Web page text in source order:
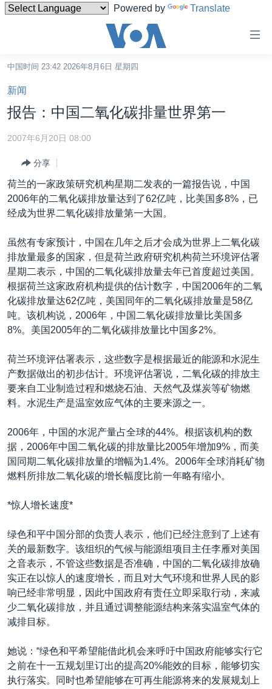
Powered by Translate
碍
链
接
跳
转
容
跳
转
航
跳
检
索
中国
港澳
国际
最新国际新闻
中东
欧洲
非洲
美洲
分类新闻
人权·法律·宗教
科教·文娱·体健
军事
劳工
热点专题
白宫要闻
国会报道
美中关系
埃博拉疫情
美国之音专访
重要讲话与声明
台海两岸关系
南中国海争端
关注西藏
VOA视频
VOA今日焦点
中文广播
关注我们
其他语言网站
中国时间 23:42 2026年8月6日 星期四
新闻
报告：中国二氧化碳排量世界第一
2007年6月20日 08:00
分享
荷兰的一家政策研究机构星期二发表的一篇报告说，中国
2006年的二氧化碳排放量达到了62亿吨，比美国多8%，已
经成为世界二氧化碳排放量第一大国。
虽然有专家预计，中国在几年之后才会成为世界上二氧化碳
排放量最多的国家，但是荷兰政府研究机构荷兰环境评估署
星期二表示，中国的二氧化碳排放量去年已首度超过美国。
根据荷兰这家政府机构提供的估计数字，中国2006年的二氧
化碳排放量达62亿吨，美国同年的二氧化碳排放量是58亿
吨。该机构说，2006年，中国二氧化碳排放量比美国多
8%。美国2005年的二氧化碳排放量比中国多2%。
荷兰环境评估署表示，这些数字是根据最近的能源和水泥生
产数据做出的初步估计。环境评估署说，二氧化碳的排放主
要来自工业制造过程和燃烧石油、天然气及煤炭等矿物燃
料。水泥生产是温室效应气体的主要来源之一。
2006年，中国的水泥产量占全球的44%。根据该机构的数
据，2006年中国二氧化碳的排放量比2005年增加9%，而美
国同期二氧化碳排放量的增幅为1.4%。2006年全球消耗矿物
燃料所排放二氧化碳的增长幅度比前一年略有缩小。
*惊人增长速度*
绿色和平中国分部的负责人表示，他们已经注意到了上述有
关的最新数字。该组织的气候与能源组项目主任李雁对美国
之音表示，不管这些数据是否准确，中国的二氧化碳排放确
实正在以惊人的速度增长，而且对大气环境和世界人民的影
响已经非常明显，因此中国政府有责任立即采取行动，来减
少二氧化碳排放，并且通过调整能源结构来落实温室气体的
减排目标。
她说：“绿色和平希望能借此机会来呼吁中国政府能够实行它
之前在十一五规划里订出的提高20%能效的目标，能够切实
执行落实。同时也希望能够在可再生能源将来的发展规划上